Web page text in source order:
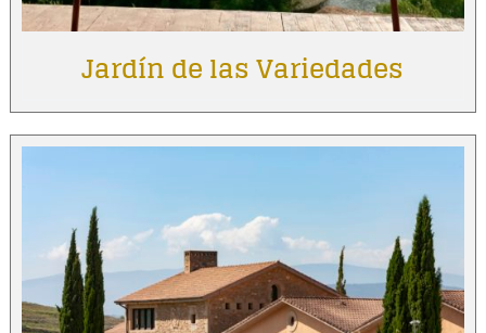
Jardín de las Variedades